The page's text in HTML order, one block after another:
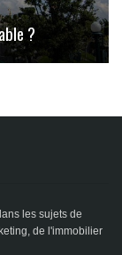
?
les sujets de
de l'immobilier